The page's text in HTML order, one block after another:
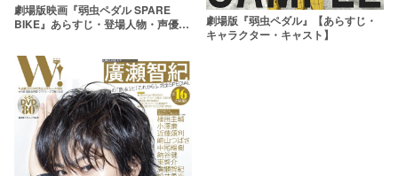
劇場版映画『弱虫ペダル SPARE
BIKE』あらすじ・登場人物・声優キ
劇場版『弱虫ペダル』【あらすじ・
キャラクター・キャスト】